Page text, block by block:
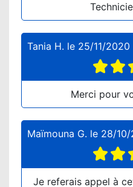
Tania H. le 25/11/2020
Merci pour
Maïmouna G. le 28/
Je referais appel à